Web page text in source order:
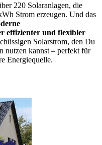
220 Solaranlagen, die
Strom erzeugen. Und das
effizienter und flexibler
Solarstrom, den Du
nutzen kannst – perfekt für
Energiequelle.